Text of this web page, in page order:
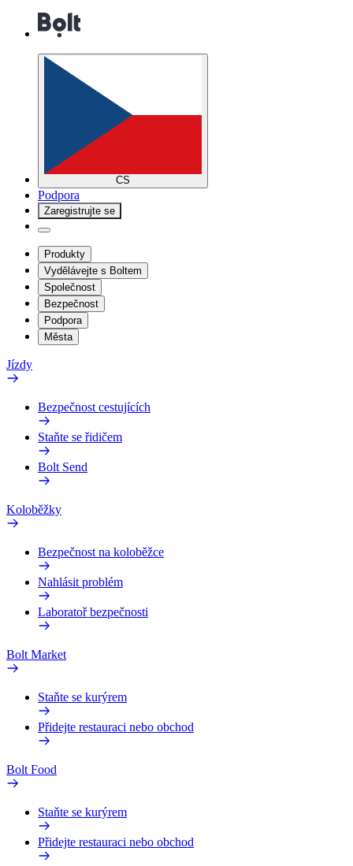
CS
Podpora
Zaregistrujte se
Produkty
Vydělávejte s Boltem
Společnost
Bezpečnost
Podpora
Města
Jízdy
Bezpečnost cestujících
Staňte se řidičem
Bolt Send
Koloběžky
Bezpečnost na koloběžce
Nahlásit problém
Laboratoř bezpečnosti
Bolt Market
Staňte se kurýrem
Přidejte restauraci nebo obchod
Bolt Food
Staňte se kurýrem
Přidejte restauraci nebo obchod